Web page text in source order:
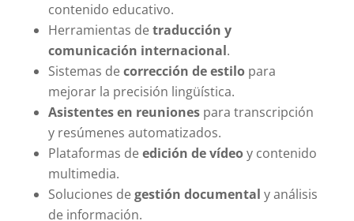
contenido educativo.
Herramientas detraducción y
comunicación internacional.
Sistemas decorrección de estilopara
mejorar la precisión lingüística.
Asistentes en reunionespara transcripción
y resúmenes automatizados.
Plataformas deedición de vídeoy contenido
multimedia.
Soluciones degestión documental y análisis
de información.